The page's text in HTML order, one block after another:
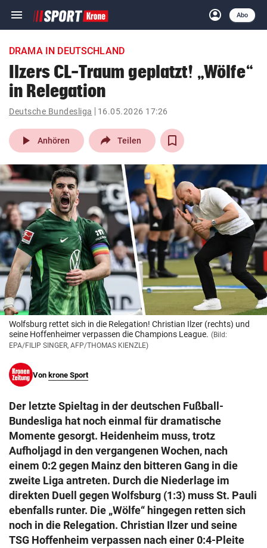
menu Navigation
ein-/ausklappen
account_circle
Anmelden
Abo
close Schließen
account_circle Anmelden
pin_drop
Wien arrow_right
bookmark
search
Suchbegriff
eingeben
© Krone Multimedia GmbH & Co KG 2026
Muthgasse 2, 1190 Wien
DRAMA IN DEUTSCHLAND
Ilzers CL-Traum geplatzt! „Wölfe“
in Relegation
Deutsche Bundesliga 16.05.2026 17:26
play_arrow Anhören Teilen
Wolfsburg rettet sich in die Relegation! Christian Ilzer (rechts) und
seine Hoffenheimer verpassen die Champions League. (Bild:
EPA/FILIP SINGER, AFP/THOMAS KIENZLE)
Von krone Sport
Der letzte Spieltag in der deutschen Fußball-
Bundesliga hat noch einmal für dramatische
Momente gesorgt. Heidenheim muss, trotz
Aufholjagd in den vergangenen Wochen, nach
einem 0:2 gegen Mainz den bitteren Gang in die
zweite Liga antreten. Durch die Niederlage im
direkten Duell gegen Wolfsburg (1:3) muss St. Pauli
ebenfalls runter. Die „Wölfe“ hingegen retten sich
noch in die Relegation. Christian Ilzer und seine
TSG Hoffenheim verpassen nach einer 0:4-Pleite